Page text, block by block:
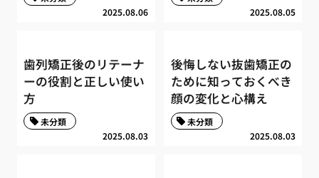
2025.08.06 2025.08.05
歯列矯正後のリテーナ
ーの役割と正しい使い
方
2025.08.03
未分類
後悔しない抜歯矯正の
ために知っておくべき
顔の変化と心構え
2025.08.03
未分類